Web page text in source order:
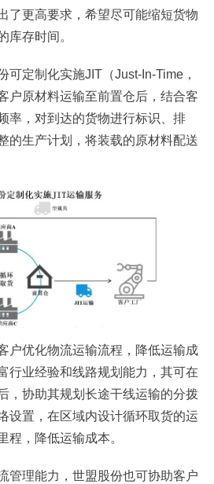
了更高要求，希望尽可能缩短货物
库存时间。
可定制化实施JIT（Just-In-Time，
户原材料运输至前置仓后，结合客
率，对到达的货物进行标识、排
的生产计划，将装载的原材料配送
户优化物流运输流程，降低运输成
行业经验和线路规划能力，其可在
，协助其规划长途干线运输的分拨
设置，在区域内设计循环取货的运
程，降低运输成本。
管理能力，世盟股份也可协助客户